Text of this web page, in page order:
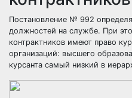
Постановление № 992
должностей на службе. При
контрактников имеют право
организаций: высшего
курсанта самый низкий в